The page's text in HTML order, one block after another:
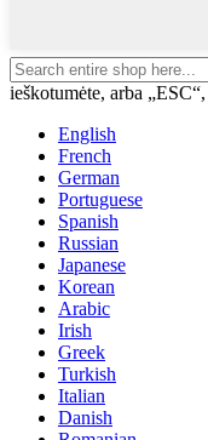
ieškotumėte, arba
English
French
German
Portuguese
Spanish
Russian
Japanese
Korean
Arabic
Irish
Greek
Turkish
Italian
Danish